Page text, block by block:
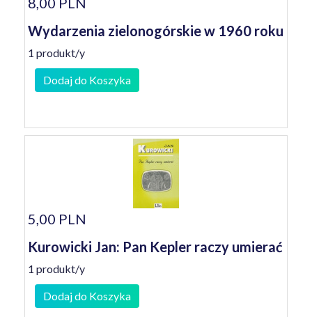
Wydarzenia zielonogórskie w 1960 roku
1 produkt/y
Dodaj do Koszyka
5,00 PLN
Kurowicki Jan: Pan Kepler raczy umierać
1 produkt/y
Dodaj do Koszyka